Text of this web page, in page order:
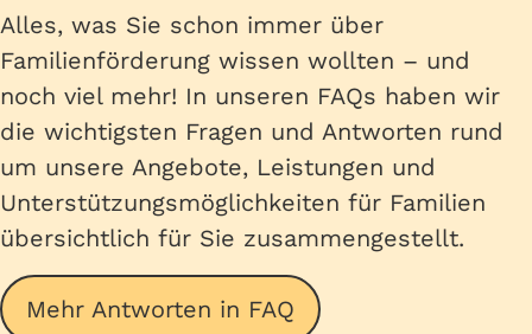
Alles, was Sie schon immer über
Familienförderung wissen wollten – und
noch viel mehr! In unseren FAQs haben wir
die wichtigsten Fragen und Antworten rund
um unsere Angebote, Leistungen und
Unterstützungsmöglichkeiten für Familien
übersichtlich für Sie zusammengestellt.
Mehr Antworten in FAQ